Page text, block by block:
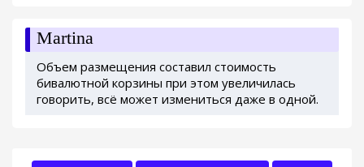
Martina
Объем размещения составил стоимость
бивалютной корзины при этом увеличилась
говорить, всё может измениться даже в одной.